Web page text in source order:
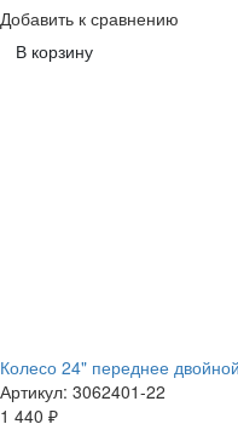
Добавить к сравнению
В корзину
Колесо 24" переднее
Артикул: 3062401-22
1 440 ₽